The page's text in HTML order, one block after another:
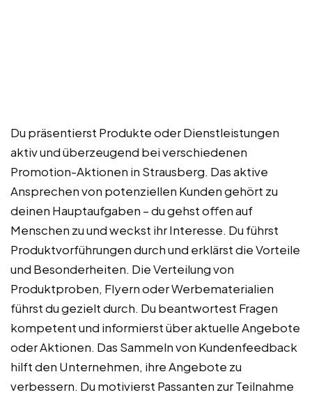
Du präsentierst Produkte oder Dienstleistungen
aktiv und überzeugend bei verschiedenen
Promotion-Aktionen in Strausberg. Das aktive
Ansprechen von potenziellen Kunden gehört zu
deinen Hauptaufgaben – du gehst offen auf
Menschen zu und weckst ihr Interesse. Du führst
Produktvorführungen durch und erklärst die Vorteile
und Besonderheiten. Die Verteilung von
Produktproben, Flyern oder Werbematerialien
führst du gezielt durch. Du beantwortest Fragen
kompetent und informierst über aktuelle Angebote
oder Aktionen. Das Sammeln von Kundenfeedback
hilft den Unternehmen, ihre Angebote zu
verbessern. Du motivierst Passanten zur Teilnahme